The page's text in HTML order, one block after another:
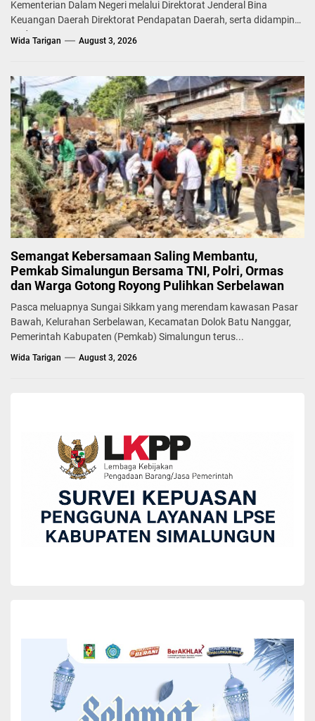
Kementerian Dalam Negeri melalui Direktorat Jenderal Bina
Keuangan Daerah Direktorat Pendapatan Daerah, serta didampingi
Badan...
Wida Tarigan August 3, 2026
Semangat Kebersamaan Saling Membantu,
Pemkab Simalungun Bersama TNI, Polri, Ormas
dan Warga Gotong Royong Pulihkan Serbelawan
Pasca meluapnya Sungai Sikkam yang merendam kawasan Pasar
Bawah, Kelurahan Serbelawan, Kecamatan Dolok Batu Nanggar,
Pemerintah Kabupaten (Pemkab) Simalungun terus...
Wida Tarigan August 3, 2026
Bunda PAUD Simalungun Kunjungi TK
Nanwori: Pendidikan dan Pengasuhan Yang
Baik adalah Tanggung Jawab Bersama
Pendidikan dan Pengasuhan Yang Baik adalah Tanggung
Jawab Bersama
Kunjungan ini menjadi sorotan utama dalam upaya meningkatkan